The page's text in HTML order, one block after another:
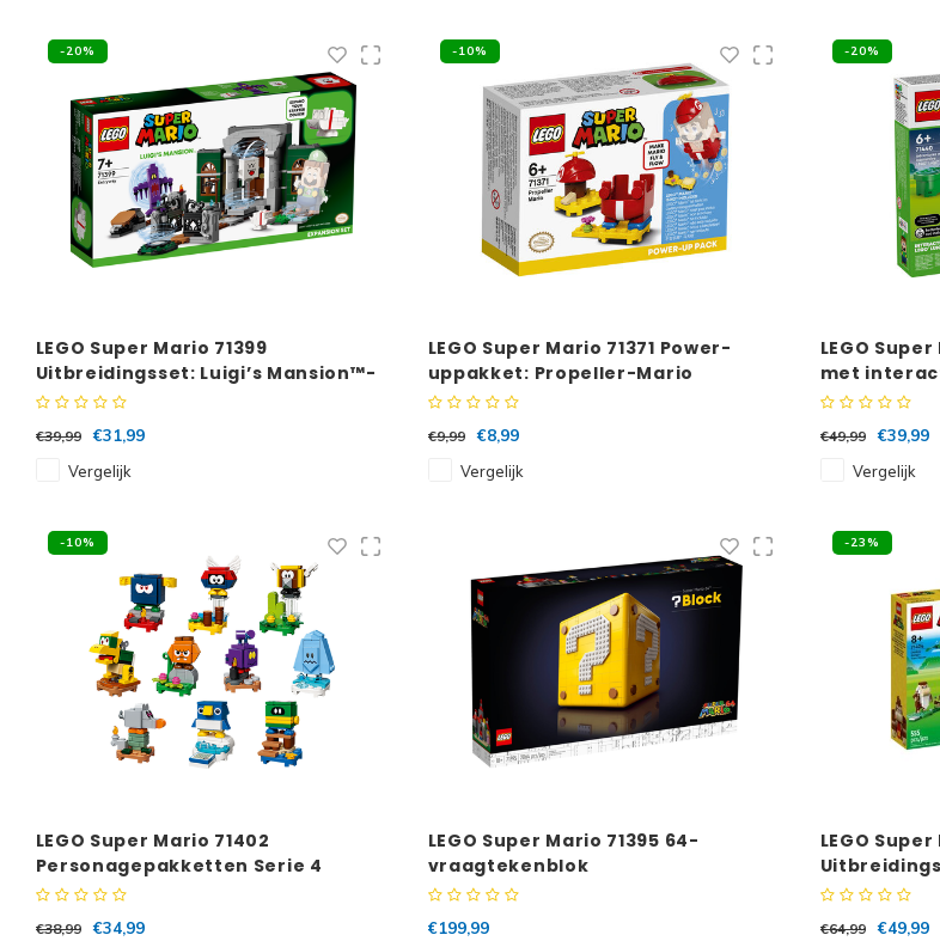
-20%
LEGO Super Mario 71399
Uitbreidingsset: Luigi’s Mansion™-
hal
€39,99
€31,99
Vergelijk
-10%
LEGO Super Mario 71371 Power-
uppakket: Propeller-Mario
€9,99
€8,99
Vergelijk
-20%
LEGO
met
€49,99
€39,99
Vergelijk
-10%
LEGO Super Mario 71402
Personagepakketten Serie 4
Complete Serie
€38,99
€34,99
LEGO Super Mario 71395 64-
vraagtekenblok
€199,99
-23%
LEGO
boomhut
€64,99
€49,99